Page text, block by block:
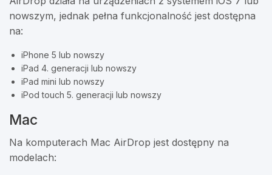
nowszym, jednak pełna funkcjonalność jest dostępna
na:
iPhone 5 lub nowszy
iPad 4. generacji lub nowszy
iPad mini lub nowszy
iPod touch 5. generacji lub nowszy
Mac
Na komputerach Mac AirDrop jest dostępny na
modelach: